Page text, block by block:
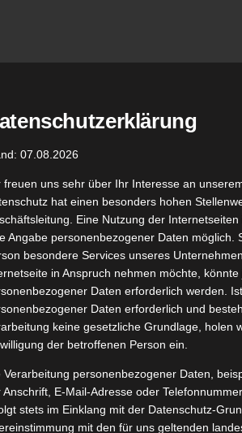
Düfte Coupon Codes
TikTok YouTube
Skinlovers 4 Wochen
Oktober 6, 2021 | Beauty,Gesundheit,
Produktvorstellungen
Wellness
07.08.2026
freuen uns sehr über Ihr Interesse an
hat einen besonders hohen
Eine Nutzung der
Angabe personenbezogener Daten möglich.
besondere Services unseres
in Anspruch nehmen möchte,
Daten erforderlich werden.
Daten erforderlich und
keine gesetzliche Grundlage, holen
der betroffenen Person ein.
Verarbeitung personenbezogener Daten,
Anschrift, E-Mail-Adresse oder
stets im Einklang mit der Datenschutz-
mit den für uns geltenden